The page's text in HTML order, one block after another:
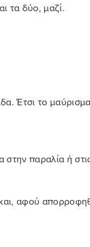
τα δύο, μαζί.
Έτσι το
παραλία ή
αφού